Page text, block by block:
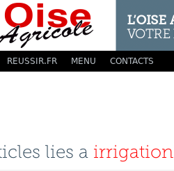
REUSSIR.FR MENU CONTACTS
lies a irrigation